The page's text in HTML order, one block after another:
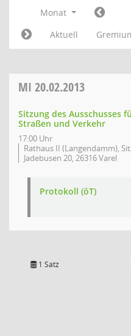
Monat
Aktuell
MI 20.02.2013
Sitzung des Ausschusses
Straßen und Verkehr
17:00 Uhr
Rathaus II (Langendamm),
Jadebusen 20, 26316 Varel
Protokoll (öT)
1 Satz